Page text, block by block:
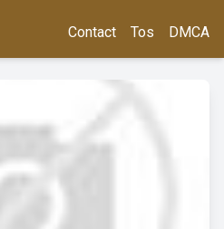
Contact Tos DMCA